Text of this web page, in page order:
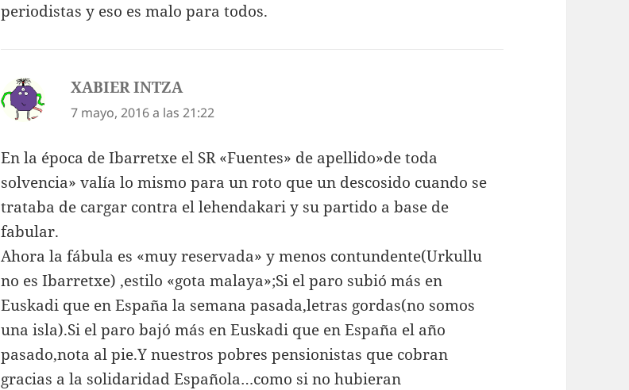
periodistas y eso es malo para todos.
XABIER INTZAdice:
7 mayo, 2016 a las 21:22
En la época de Ibarretxe el SR «Fuentes» de apellido»de toda
solvencia» valía lo mismo para un roto que un descosido cuando se
trataba de cargar contra el lehendakari y su partido a base de
fabular.
Ahora la fábula es «muy reservada» y menos contundente(Urkullu
no es Ibarretxe) ,estilo «gota malaya»;Si el paro subió más en
Euskadi que en España la semana pasada,letras gordas(no somos
una isla).Si el paro bajó más en Euskadi que en España el año
pasado,nota al pie.Y nuestros pobres pensionistas que cobran
gracias a la solidaridad Española…como si no hubieran